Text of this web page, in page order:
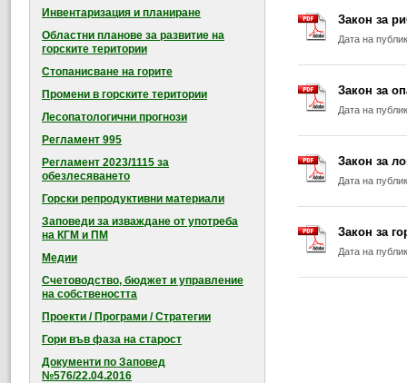
Инвентаризация и планиране
Областни планове за развитие на
горските територии
Стопанисване на горите
Промени в горските територии
Лесопатологични прогнози
Регламент 995
Регламент 2023/1115 за
обезлесяването
Горски репродуктивни материали
Заповеди за изваждане от употреба
на КГМ и ПМ
Медии
Счетоводство, бюджет и управление
на собствеността
Проекти / Програми / Стратегии
Гори във фаза на старост
Документи по Заповед
№576/22.04.2016
Закон за
Дата на
Закон за
Дата на
Закон за
Дата на
Закон за
Дата на